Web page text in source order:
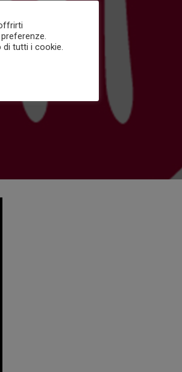
di tutti i cookie.